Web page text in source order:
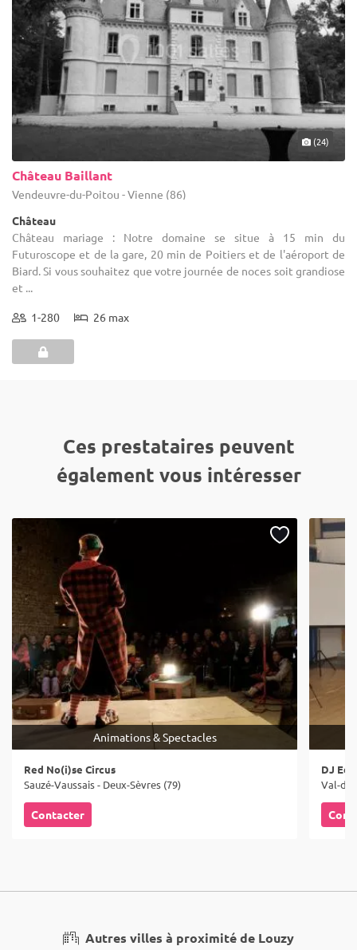
(24)
Château Baillant
Vendeuvre-du-Poitou - Vienne (86)
Château
Château mariage : Notre domaine se situe à 15 min du
Futuroscope et de la gare, 20 min de Poitiers et de l'aéroport de
Biard. Si vous souhaitez que votre journée de noces soit grandiose
et ...
1-280 26 max
Ces prestataires peuvent
également vous intéresser
Animations & Spectacles
Red No(i)se Circus
Sauzé-Vaussais - Deux-Sèvres (79)
Contacter
DJ
Val-du-
Autres villes à proximité de Louzy